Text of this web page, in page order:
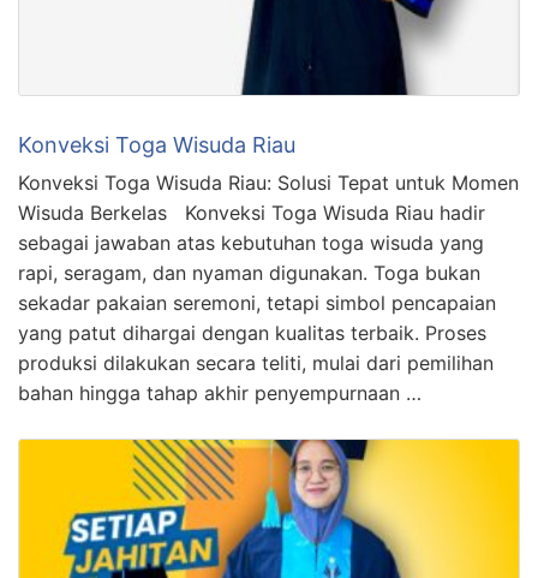
Konveksi Toga Wisuda Riau
Konveksi Toga Wisuda Riau: Solusi Tepat untuk Momen
Wisuda Berkelas Konveksi Toga Wisuda Riau hadir
sebagai jawaban atas kebutuhan toga wisuda yang
rapi, seragam, dan nyaman digunakan. Toga bukan
sekadar pakaian seremoni, tetapi simbol pencapaian
yang patut dihargai dengan kualitas terbaik. Proses
produksi dilakukan secara teliti, mulai dari pemilihan
bahan hingga tahap akhir penyempurnaan …